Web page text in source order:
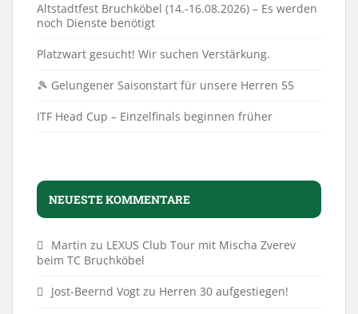
Altstadtfest Bruchköbel (14.-16.08.2026) – Es werden
noch Dienste benötigt
Platzwart gesucht! Wir suchen Verstärkung.
🎾 Gelungener Saisonstart für unsere Herren 55
ITF Head Cup – Einzelfinals beginnen früher
NEUESTE KOMMENTARE
Martin zu LEXUS Club Tour mit Mischa Zverev
beim TC Bruchköbel
Jost-Beernd Vogt zu Herren 30 aufgestiegen!